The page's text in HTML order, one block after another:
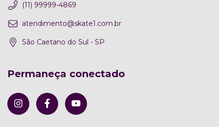
(11) 99999-4869
atendimento@skate1.com.br
São Caetano do Sul - SP
Permaneça conectado